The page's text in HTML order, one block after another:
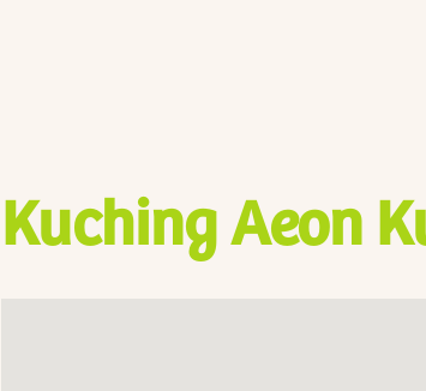
Kuching Aeon